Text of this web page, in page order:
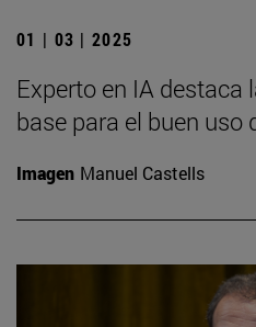
01 | 03 | 2025
Experto en IA
base para el buen uso
Imagen Manuel Castells